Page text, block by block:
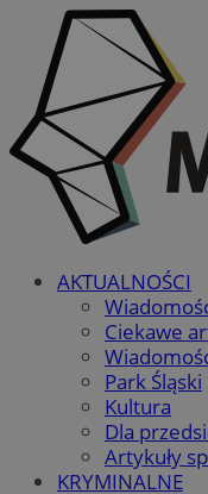
AKTUALNOŚCI
Ciekawe
Park Śląski
Kultura
Dla
Artykuły
KRYMINALNE